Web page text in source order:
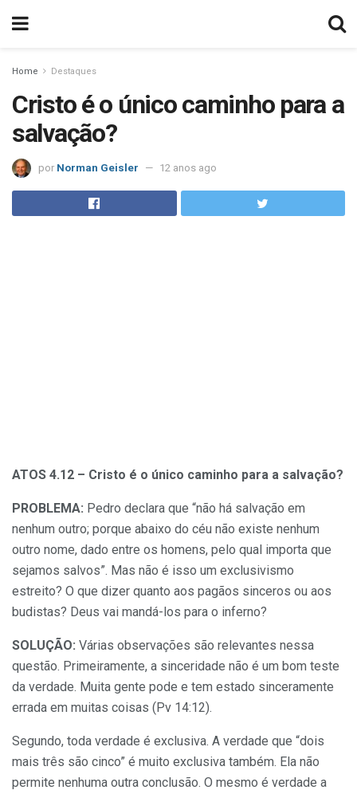
Home Destaques
Cristo é o único caminho para a
salvação?
por Norman Geisler 12 anos ago
ATOS 4.12 – Cristo é o único caminho para a salvação?
PROBLEMA: Pedro declara que “não há salvação em
nenhum outro; porque abaixo do céu não existe nenhum
outro nome, dado entre os homens, pelo qual importa que
sejamos salvos”. Mas não é isso um exclusivismo
estreito? O que dizer quanto aos pagãos sinceros ou aos
budistas? Deus vai mandá-los para o inferno?
SOLUÇÃO: Várias observações são relevantes nessa
questão. Primeiramente, a sinceridade não é um bom teste
da verdade. Muita gente pode e tem estado sinceramente
errada em muitas coisas (Pv 14:12).
Segundo, toda verdade é exclusiva. A verdade que “dois
mais três são cinco” é muito exclusiva também. Ela não
permite nenhuma outra conclusão. O mesmo é verdade a